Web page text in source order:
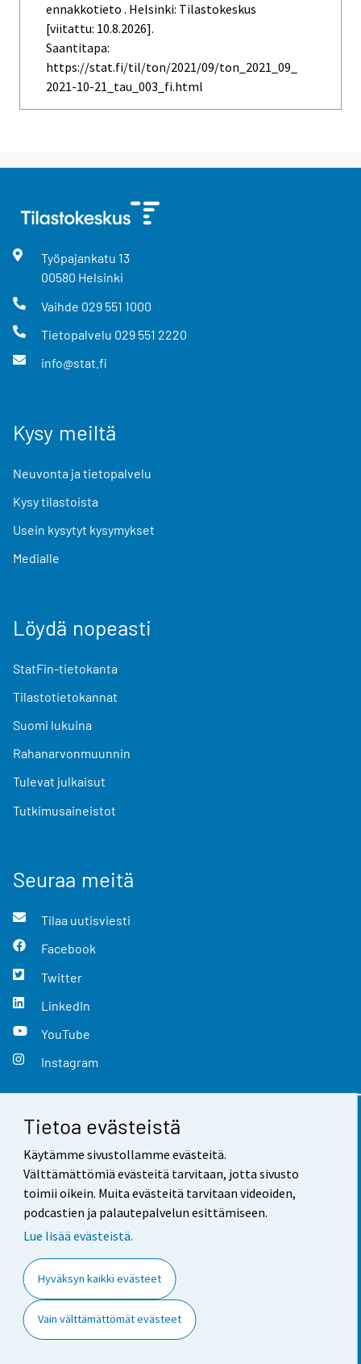
Tietoa evästeistä
Käytämme sivustollamme evästeitä.
Välttämättömiä evästeitä tarvitaan, jotta sivusto
toimii oikein. Muita evästeitä tarvitaan videoiden,
podcastien ja palautepalvelun esittämiseen.
Lue lisää evästeistä.
Hyväksyn kaikki evästeet
Vain välttämättömät evästeet
ennakkotieto . Helsinki: Tilastokeskus
[viitattu: 10.8.2026].
Saantitapa:
https://stat.fi/til/ton/2021/09/ton_2021_09_
2021-10-21_tau_003_fi.html
Työpajankatu 13
00580 Helsinki
Vaihde 029 551 1000
Tietopalvelu 029 551 2220
info@stat.fi
Kysy meiltä
Neuvonta ja tietopalvelu
Kysy tilastoista
Usein kysytyt kysymykset
Medialle
Löydä nopeasti
StatFin-tietokanta
Tilastotietokannat
Suomi lukuina
Rahanarvonmuunnin
Tulevat julkaisut
Tutkimusaineistot
Seuraa meitä
Tilaa uutisviesti
Facebook
Twitter
LinkedIn
YouTube
Instagram
Yhteystiedot
Palaute
Käyttöehdot
Saavutettavuus
Tietoa sivustosta
Evästeasetukset